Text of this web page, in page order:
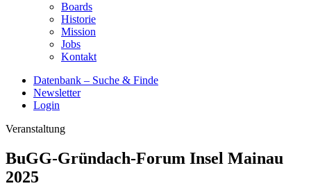
Boards
Historie
Mission
Jobs
Kontakt
Datenbank – Suche & Finde
Newsletter
Login
Veranstaltung
BuGG-Gründach-Forum Insel Mainau
2025